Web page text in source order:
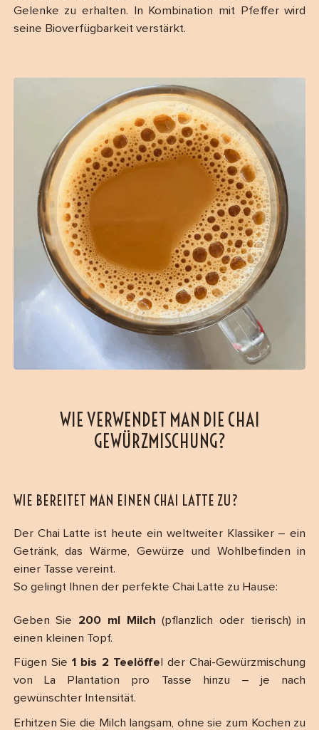
Gelenke zu erhalten. In Kombination mit Pfeffer wird
seine Bioverfügbarkeit verstärkt.
WIE VERWENDET MAN DIE CHAI
GEWÜRZMISCHUNG?
WIE BEREITET MAN EINEN CHAI LATTE ZU?
Der Chai Latte ist heute ein weltweiter Klassiker – ein
Getränk, das Wärme, Gewürze und Wohlbefinden in
einer Tasse vereint.
So gelingt Ihnen der perfekte Chai Latte zu Hause:
Geben Sie 200 ml Milch (pflanzlich oder tierisch) in
einen kleinen Topf.
Fügen Sie 1 bis 2 Teelöffel der Chai-Gewürzmischung
von La Plantation pro Tasse hinzu – je nach
gewünschter Intensität.
Erhitzen Sie die Milch langsam, ohne sie zum Kochen zu